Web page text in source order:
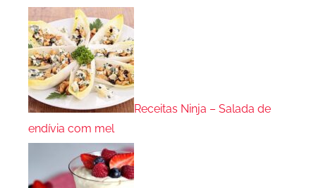
Receitas Ninja – Salada de
endívia com mel